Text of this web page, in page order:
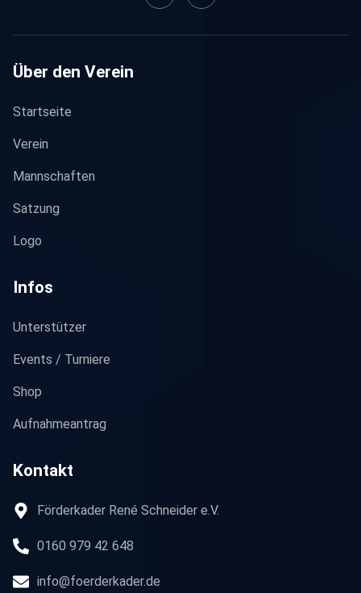
Über den Verein
Startseite
Verein
Mannschaften
Satzung
Logo
Infos
Unterstützer
Events / Turniere
Shop
Aufnahmeantrag
Kontakt
Förderkader René Schneider e.V.
0160 979 42 648
info@foerderkader.de